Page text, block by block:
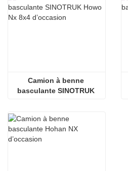
Camion à benne
basculante SINOTRUK